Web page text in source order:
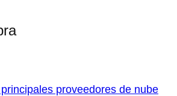
proveedores de nube